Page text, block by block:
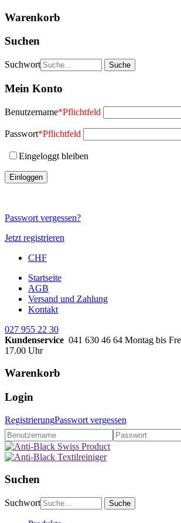
Warenkorb
Suchen
Suchwort
Mein Konto
Benutzername*Pflichtfeld
Passwort*Pflichtfeld
Eingeloggt bleiben
Passwort vergessen?
Jetzt registrieren
CHF
Startseite
AGB
Versand und Zahlung
Kontakt
027 955 22 30
Kundenservice 041 630 46 64 Montag bis
17.00 Uhr
Warenkorb
Login
RegistrierungPasswort vergessen
Suchen
Suchwort